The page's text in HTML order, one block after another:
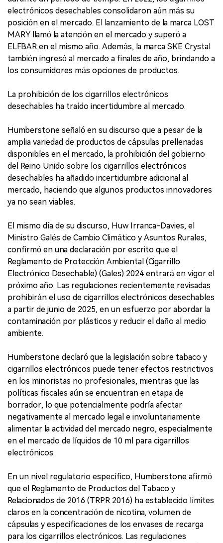
electrónicos desechables consolidaron aún más su
posición en el mercado. El lanzamiento de la marca LOST
MARY llamó la atención en el mercado y superó a
ELFBAR en el mismo año. Además, la marca SKE Crystal
también ingresó al mercado a finales de año, brindando a
los consumidores más opciones de productos.
La prohibición de los cigarrillos electrónicos
desechables ha traído incertidumbre al mercado.
Humberstone señaló en su discurso que a pesar de la
amplia variedad de productos de cápsulas prellenadas
disponibles en el mercado, la prohibición del gobierno
del Reino Unido sobre los cigarrillos electrónicos
desechables ha añadido incertidumbre adicional al
mercado, haciendo que algunos productos innovadores
ya no sean viables.
El mismo día de su discurso, Huw Irranca-Davies, el
Ministro Galés de Cambio Climático y Asuntos Rurales,
confirmó en una declaración por escrito que el
Reglamento de Protección Ambiental (Cigarrillo
Electrónico Desechable) (Gales) 2024 entrará en vigor el
próximo año. Las regulaciones recientemente revisadas
prohibirán el uso de cigarrillos electrónicos desechables
a partir de junio de 2025, en un esfuerzo por abordar la
contaminación por plásticos y reducir el daño al medio
ambiente.
Humberstone declaró que la legislación sobre tabaco y
cigarrillos electrónicos puede tener efectos restrictivos
en los minoristas no profesionales, mientras que las
políticas fiscales aún se encuentran en etapa de
borrador, lo que potencialmente podría afectar
negativamente al mercado legal e involuntariamente
alimentar la actividad del mercado negro, especialmente
en el mercado de líquidos de 10 ml para cigarrillos
electrónicos.
En un nivel regulatorio específico, Humberstone afirmó
que el Reglamento de Productos del Tabaco y
Relacionados de 2016 (TRPR 2016) ha establecido límites
claros en la concentración de nicotina, volumen de
cápsulas y especificaciones de los envases de recarga
para los cigarrillos electrónicos. Las regulaciones